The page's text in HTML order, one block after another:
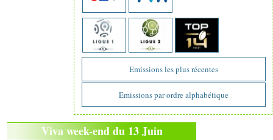
Emissions les plus récentes
Emissions par ordre alphabétique
Viva week-end du 13 Juin